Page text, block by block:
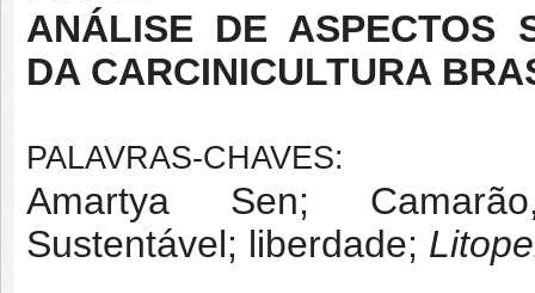
ANÁLISE DE ASPECTOS
DA CARCINICULTURA
PALAVRAS-CHAVES:
Amartya Sen;
Sustentável; liberdade;